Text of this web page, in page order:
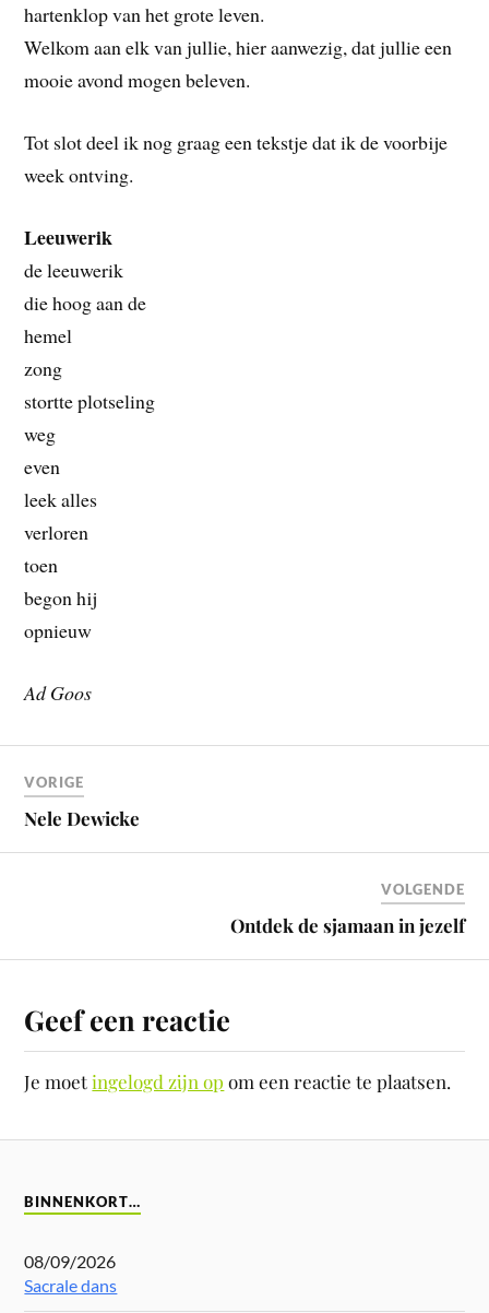
hartenklop van het grote leven.
Welkom aan elk van jullie, hier aanwezig, dat jullie een
mooie avond mogen beleven.
Tot slot deel ik nog graag een tekstje dat ik de voorbije
week ontving.
Leeuwerik
de leeuwerik
die hoog aan de
hemel
zong
stortte plotseling
weg
even
leek alles
verloren
toen
begon hij
opnieuw
Ad Goos
VORIGE
Nele Dewicke
VOLGENDE
Ontdek de sjamaan in jezelf
Geef een reactie
Je moetingelogd zijn op om een reactie te plaatsen.
BINNENKORT…
08/09/2026
Sacrale dans